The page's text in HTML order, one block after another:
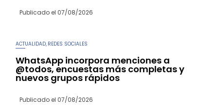
Publicado el 07/08/2026
ACTUALIDAD REDES SOCIALES
WhatsApp incorpora menciones a
@todos, encuestas más completas y
nuevos grupos rápidos
Publicado el 07/08/2026